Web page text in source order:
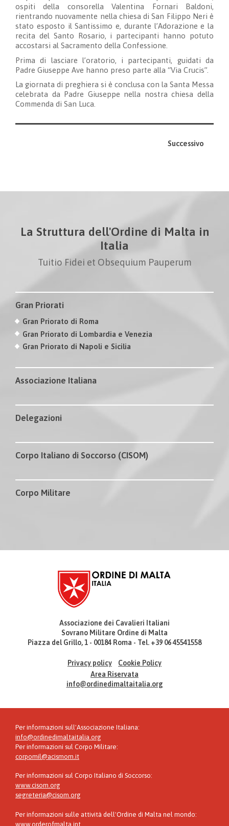
ospiti della consorella Valentina Fornari Baldoni,
rientrando nuovamente nella chiesa di San Filippo Neri è
stato esposto il Santissimo e, durante l’Adorazione e la
recita del Santo Rosario, i partecipanti hanno potuto
accostarsi al Sacramento della Confessione.
Prima di lasciare l’oratorio, i partecipanti, guidati da
Padre Giuseppe Ave hanno preso parte alla “Via Crucis”.
La giornata di preghiera si è conclusa con la Santa Messa
celebrata da Padre Giuseppe nella nostra chiesa della
Commenda di San Luca.
Successivo
La Struttura dell'Ordine di Malta in
Italia
Tuitio Fidei et Obsequium Pauperum
Gran Priorati
Gran Priorato di Roma
Gran Priorato di Lombardia e Venezia
Gran Priorato di Napoli e Sicilia
Associazione Italiana
Delegazioni
Corpo Italiano di Soccorso (CISOM)
Corpo Militare
Associazione dei Cavalieri Italiani
Sovrano Militare Ordine di Malta
Piazza del Grillo, 1 - 00184 Roma - Tel. +39 06 45541558
Privacy policy
Cookie Policy
Area Riservata
info@ordinedimaltaitalia.org
Per informazioni sull'Associazione Italiana:
info@ordinedimaltaitalia.org
Per informazioni sul Corpo Militare:
corpomil@acismom.it
Per informazioni sul Corpo Italiano di Soccorso:
www.cisom.org
segreteria@cisom.org
Per informazioni sulle attività dell'Ordine di Malta nel mondo:
www.orderofmalta.int